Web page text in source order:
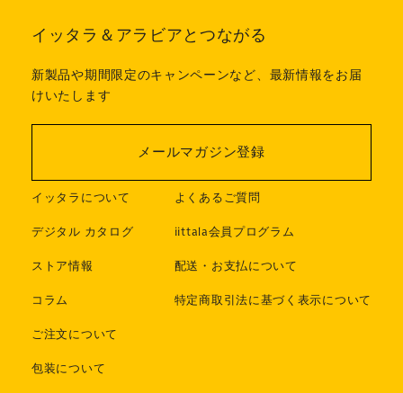
イッタラ＆アラビアとつながる
新製品や期間限定のキャンペーンなど、最新情報をお届
けいたします
メールマガジン登録
イッタラについて
デジタル カタログ
ストア情報
コラム
ご注文について
包装について
よくあるご質問
iittala会員プログラム
配送・お支払について
特定商取引法に基づく表示について